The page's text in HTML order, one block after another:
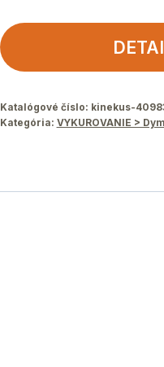
Katalógové číslo: kinekus-
Kategória: VYKUROVANIE >